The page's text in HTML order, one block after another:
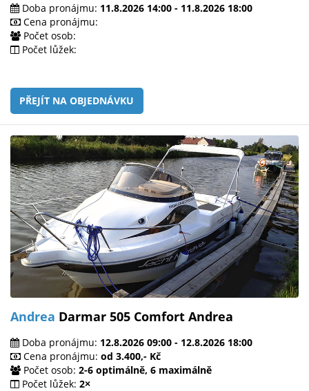
Doba pronájmu: 11.8.2026 14:00 - 11.8.2026 18:00
Cena pronájmu:
Počet osob:
Počet lůžek:
PŘEJÍT NA OBJEDNÁVKU
Andrea Darmar 505 Comfort Andrea
Doba pronájmu: 12.8.2026 09:00 - 12.8.2026 18:00
Cena pronájmu: od 3.400,- Kč
Počet osob: 2-6 optimálně, 6 maximálně
Počet lůžek: 2×